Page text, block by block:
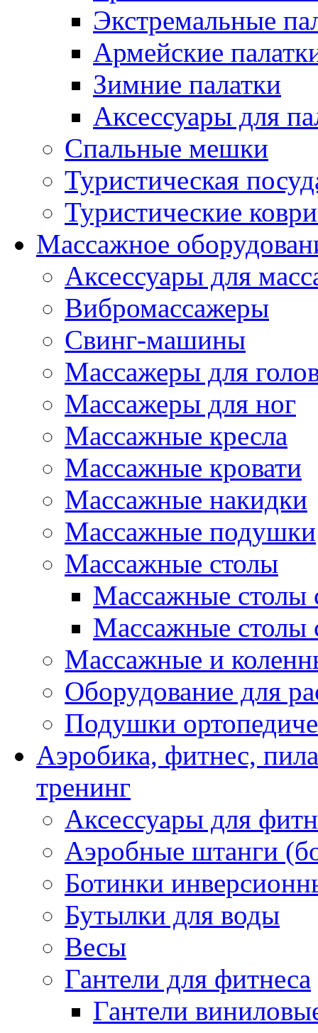
Экстремальные
Армейские
Зимние палатки
Аксессуары для
Спальные мешки
Туристическая
Туристические
Массажное
Аксессуары для
Вибромассажеры
Свинг-машины
Массажеры для
Массажеры для ног
Массажные кресла
Массажные кровати
Массажные накидки
Массажные подушки
Массажные столы
Массажные столы
Массажные столы
Массажные и
Оборудование для
Подушки
Аэробика, фитнес,
тренинг
Аксессуары для
Аэробные штанги
Ботинки
Бутылки для воды
Весы
Гантели для фитнеса
Гантели